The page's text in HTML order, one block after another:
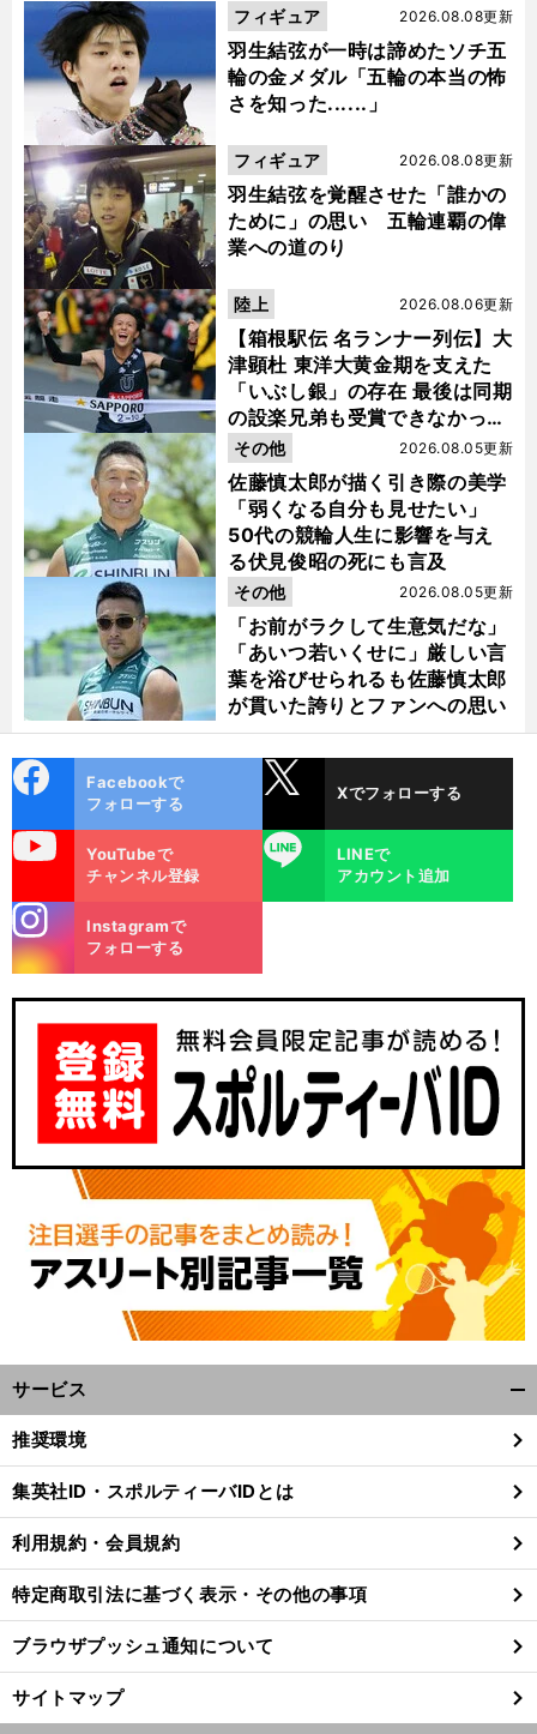
羽生結弦が一時は諦めたソチ五
輪の金メダル「五輪の本当の怖
さを知った......」
2026.08.08更新
フィギュア
羽生結弦を覚醒させた「誰かの
ために」の思い 五輪連覇の偉
業への道のり
2026.08.08更新
フィギュア
【箱根駅伝 名ランナー列伝】大
津顕杜 東洋大黄金期を支えた
「いぶし銀」の存在 最後は同期
の設楽兄弟も受賞できなかった
金栗杯に輝く
2026.08.06更新
陸上
佐藤慎太郎が描く引き際の美学
「弱くなる自分も見せたい」
50代の競輪人生に影響を与え
る伏見俊昭の死にも言及
2026.08.05更新
その他
「お前がラクして生意気だな」
「あいつ若いくせに」厳しい言
葉を浴びせられるも佐藤慎太郎
が貫いた誇りとファンへの思い
2026.08.05更新
その他
ok
Facebookで
フォローする
Xでフォローする
YouTubeで
チャンネル登録
LINE
LINEで
アカウント追加
m
Instagramで
フォローする
サービス
閉
る
推奨環境
集英社ID・スポルティーバIDとは
利用規約・会員規約
特定商取引法に基づく表示・その他の事項
ブラウザプッシュ通知について
サイトマップ